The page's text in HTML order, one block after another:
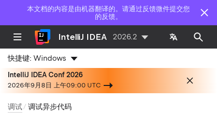
本文档的内容是由机器翻译的。请通过反馈微件提交您
的反馈。
IntelliJ IDEA 2026.2
快捷键:Windows
IntelliJ IDEA Conf 2026
2026年9月8日 上午09:00 UTC
调试 调试异步代码